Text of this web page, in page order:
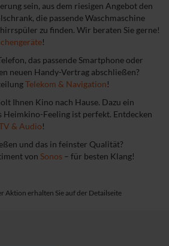
sein, aus dem riesigen Angebot den
die passende Waschmaschine
zu finden. Wir beraten Sie gerne!
!
das passende Smartphone oder
neuen Handy-Vertrag abschließen?
Telekom & Navigation!
Ihnen Kino nach Hause. Dazu ein
Heimkino-Feeling ist perfekt. Entdecken
& Audio!
und das in feinster Qualität?
von Sonos – für besten Klang!
Aktion erhalten Sie auf der Detailseite